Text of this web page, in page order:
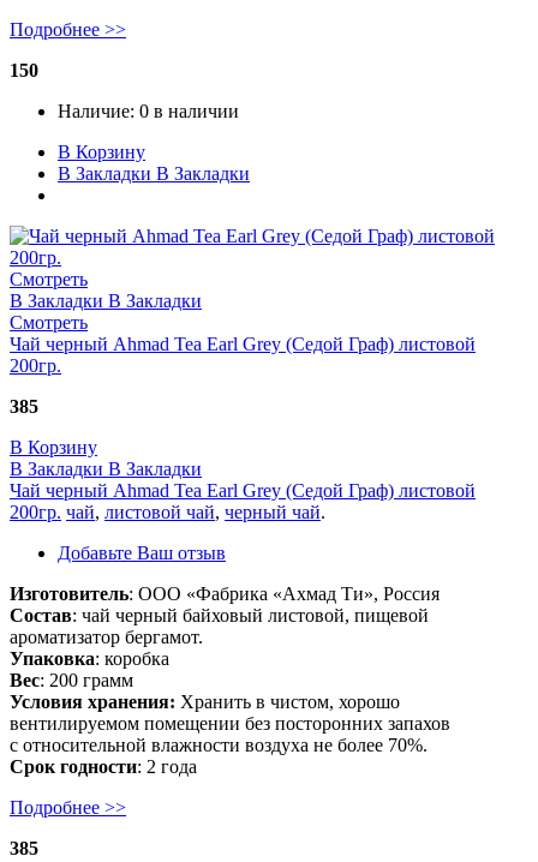
Подробнее >>
150
Наличие: 0 в наличии
В Корзину
В Закладки В Закладки
Смотреть
В Закладки В Закладки
Смотреть
Чай черный Ahmad Tea Earl Grey (Седой Граф) листовой
200гр.
385
В Корзину
В Закладки В Закладки
Чай черный Ahmad Tea Earl Grey (Седой Граф) листовой
200гр. чай, листовой чай, черный чай.
Добавьте Ваш отзыв
Изготовитель: ООО «Фабрика «Ахмад Ти», Россия
Состав: чай черный байховый листовой, пищевой
ароматизатор бергамот.
Упаковка: коробка
Вес: 200 грамм
Условия хранения: Хранить в чистом, хорошо
вентилируемом помещении без посторонних запахов
с относительной влажности воздуха не более 70%.
Срок годности: 2 года
Подробнее >>
385